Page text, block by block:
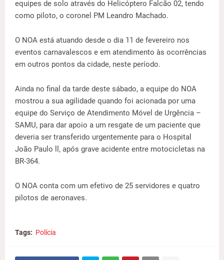
equipes de solo através do Helicóptero Falcão 02, tendo
como piloto, o coronel PM Leandro Machado.
O NOA está atuando desde o dia 11 de fevereiro nos
eventos carnavalescos e em atendimento às ocorrências
em outros pontos da cidade, neste período.
Ainda no final da tarde deste sábado, a equipe do NOA
mostrou a sua agilidade quando foi acionada por uma
equipe do Serviço de Atendimento Móvel de Urgência –
SAMU, para dar apoio a um resgate de um paciente que
deveria ser transferido urgentemente para o Hospital
João Paulo ll, após grave acidente entre motocicletas na
BR-364.
O NOA conta com um efetivo de 25 servidores e quatro
pilotos de aeronaves.
Tags: Polícia